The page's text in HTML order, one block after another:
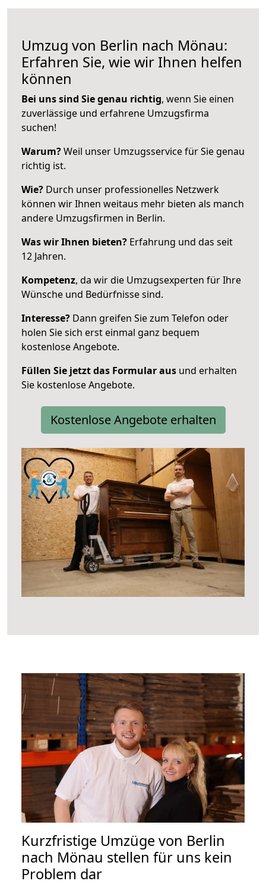
Umzug von Berlin nach Mönau:
Erfahren Sie, wie wir Ihnen helfen
können
Bei uns sind Sie genau richtig, wenn Sie einen
zuverlässige und erfahrene Umzugsfirma
suchen!
Warum?Weil unser Umzugsservice für Sie genau
richtig ist.
Wie? Durch unser professionelles Netzwerk
können wir Ihnen weitaus mehr bieten als manch
andere Umzugsfirmen in Berlin.
Was wir Ihnen bieten? Erfahrung und das seit
12 Jahren.
Kompetenz, da wir die Umzugsexperten für Ihre
Wünsche und Bedürfnisse sind.
Interesse? Dann greifen Sie zum Telefon oder
holen Sie sich erst einmal ganz bequem
kostenlose Angebote.
Füllen Sie jetzt das Formular aus und erhalten
Sie kostenlose Angebote.
Kostenlose Angebote erhalten
Kurzfristige Umzüge von Berlin
nach Mönau stellen für uns kein
Problem dar